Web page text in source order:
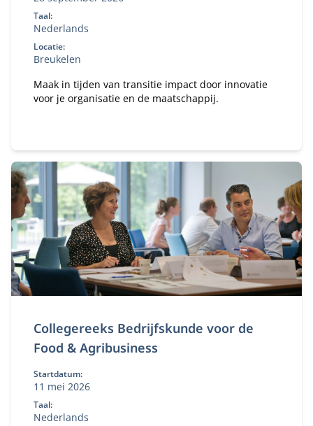
Taal:
Nederlands
Locatie:
Breukelen
Maak in tijden van transitie impact door innovatie
voor je organisatie en de maatschappij.
Collegereeks Bedrijfskunde voor de
Food & Agribusiness
Startdatum:
11 mei 2026
Taal:
Nederlands